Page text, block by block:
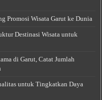
Promosi Wisata Garut ke Dunia
Destinasi Wisata untuk
di Garut, Catat Jumlah
untuk Tingkatkan Daya